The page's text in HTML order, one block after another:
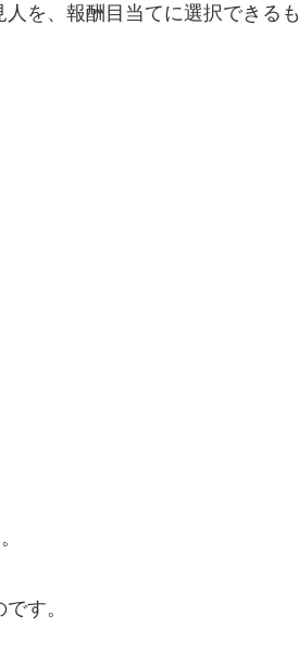
を、報酬目当てに選択できる
す。